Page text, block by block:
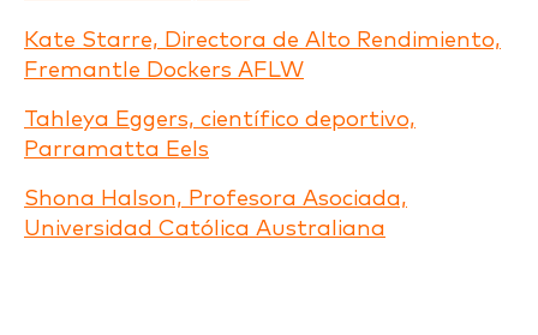
Kate Starre, Directora de Alto Rendimiento,
Fremantle Dockers AFLW
Tahleya Eggers, científico deportivo,
Parramatta Eels
Shona Halson, Profesora Asociada,
Universidad Católica Australiana